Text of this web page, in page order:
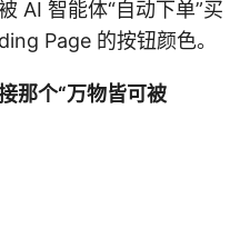
AI 智能体“自动下单”买
Page 的按钮颜色。
那个“万物皆可被